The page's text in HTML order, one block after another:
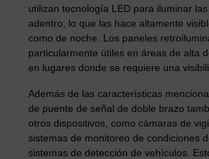
utilizan tecnología LED para iluminar
adentro, lo que las hace altamente
como de noche. Los paneles
particularmente útiles en áreas de alta
en lugares donde se requiere una
Además de las características
de puente de señal de doble brazo
otros dispositivos, como cámaras de
sistemas de monitoreo de condiciones
sistemas de detección de vehículos.